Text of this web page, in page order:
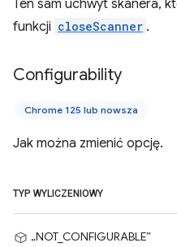
Ten sam uchwyt skanera,
funkcji closeScanner .
Configurability
Chrome 125 lub nowsza
Jak można zmienić opcję.
TYP WYLICZENIOWY
„NOT_CONFIGURABLE”